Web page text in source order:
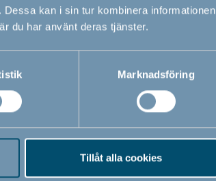
kan i sin tur kombinera informationen
du har använt deras tjänster.
Marknadsföring
Tillåt alla cookies